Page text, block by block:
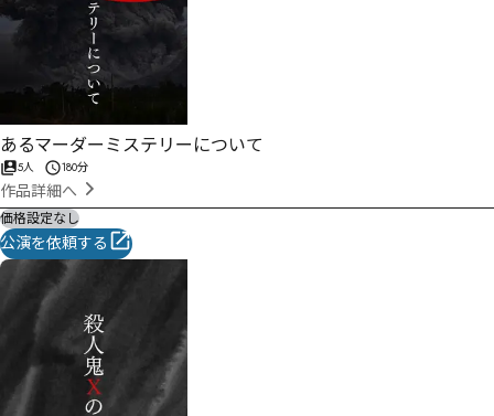
あるマーダーミステリーについて
5人 180分
作品詳細へ
価格設定なし
公演を依頼する